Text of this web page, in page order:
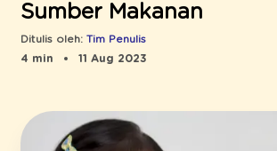
Sumber Makanan
Ditulis oleh: Tim Penulis
4 min
11 Aug 2023